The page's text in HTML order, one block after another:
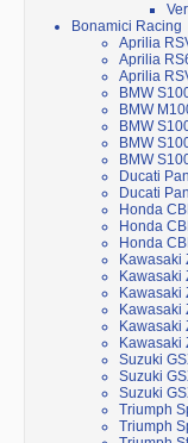
Bonamici Racing
Aprilia
Aprilia
Aprilia
BMW
BMW
BMW
BMW
BMW
Ducati
Ducati
Honda
Honda
Honda
Kawasaki
Kawasaki
Kawasaki
Kawasaki
Kawasaki
Kawasaki
Suzuki
Suzuki
Suzuki
Triumph
Triumph